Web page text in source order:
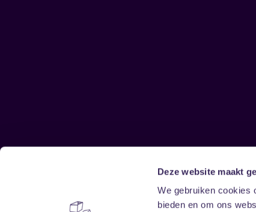
Deze website maakt
We gebruiken cookies
bieden en om ons